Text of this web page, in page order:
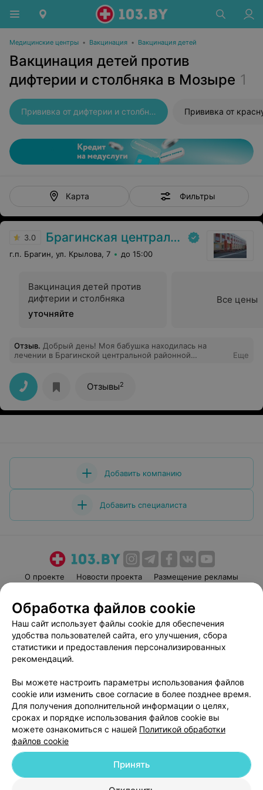
Медицинские центры • Вакцинация • Вакцинация детей
Вакцинация детей против
дифтерии и столбняка в Мозыре 1
Прививка от дифтерии и столбняка Прививка от
Карта Фильтры
3.0 Брагинская центральная районная больница
г.п. Брагин, ул. Крылова, 7 до 15:00
Вакцинация детей против
дифтерии и столбняка
уточняйте
Все цены
Отзыв. Добрый день! Моя бабушка находилась на
лечении в Брагинской центральной районной
благодарность врачу терапевту Примак Ирине
Васильевне от своей бабушки Романовец Галины
Васильевны и от себя лично. Спасибо за
профессионализм, вовремя оказанное лечение,
корректное и внимательное отношение, за
Еще
Отзывы2
Добавить компанию
Добавить специалиста
О проекте Новости проекта
Размещение рекламы
Пользовательское соглашение
Способы оплаты
Вакансии
Партнеры
Написать руководителю 103.by
Обработка персональных данных
© 2026 ООО «Артокс Лаб», УНП 191700409
| 220012, Республика Беларусь,
г. Минск, улица Толбухина, 2, пом. 16 | help@103.by
Обработка файлов cookie
Наш сайт использует файлы cookie для обеспечения
удобства пользователей сайта, его улучшения, сбора
статистики и предоставления персонализированных
рекомендаций.
Вы можете настроить параметры использования файлов
cookie или изменить свое согласие в более позднее время.
Для получения дополнительной информации о целях,
сроках и порядке использования файлов cookie вы
можете ознакомиться с нашей Политикой обработки
файлов cookie
Принять